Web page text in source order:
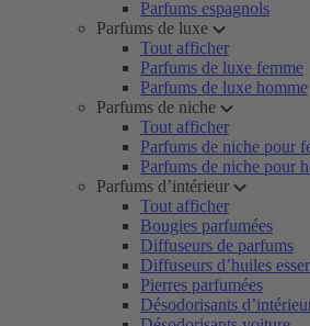
Parfums espagnols
Parfums de luxe
Tout afficher
Parfums de luxe femme
Parfums de luxe homme
Parfums de niche
Tout afficher
Parfums de niche pour
Parfums de niche pour
Parfums d’intérieur
Tout afficher
Bougies parfumées
Diffuseurs de parfums
Diffuseurs d’huiles
Pierres parfumées
Désodorisants